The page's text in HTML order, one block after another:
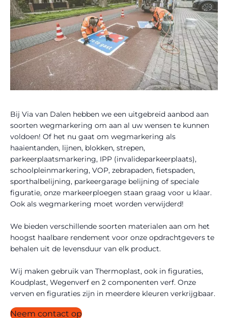
Bij Via van Dalen hebben we een uitgebreid aanbod aan
soorten wegmarkering om aan al uw wensen te kunnen
voldoen! Of het nu gaat om wegmarkering als
haaientanden, lijnen, blokken, strepen,
parkeerplaatsmarkering, IPP (invalideparkeerplaats),
schoolpleinmarkering, VOP, zebrapaden, fietspaden,
sporthalbelijning, parkeergarage belijning of speciale
figuratie, onze markeerploegen staan graag voor u klaar.
Ook als wegmarkering moet worden verwijderd!
We bieden verschillende soorten materialen aan om het
hoogst haalbare rendement voor onze opdrachtgevers te
behalen uit de levensduur van elk product.
Wij maken gebruik van Thermoplast, ook in figuraties,
Koudplast, Wegenverf en 2 componenten verf. Onze
verven en figuraties zijn in meerdere kleuren verkrijgbaar.
Neem contact op